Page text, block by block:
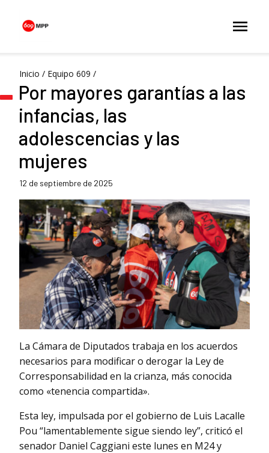
Inicio / Equipo 609 /
Por mayores garantías a las
infancias, las
adolescencias y las
mujeres
12 de septiembre de 2025
La Cámara de Diputados trabaja en los acuerdos
necesarios para modificar o derogar la Ley de
Corresponsabilidad en la crianza, más conocida
como «tenencia compartida».
Esta ley, impulsada por el gobierno de Luis Lacalle
Pou “lamentablemente sigue siendo ley”, criticó el
senador Daniel Caggiani este lunes en M24 y